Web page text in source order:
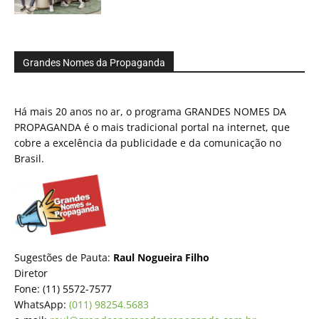
Grandes Nomes da Propaganda
Há mais 20 anos no ar, o programa GRANDES NOMES DA
PROPAGANDA é o mais tradicional portal na internet, que
cobre a excelência da publicidade e da comunicação no
Brasil.
Sugestões de Pauta: Raul Nogueira Filho
Diretor
Fone: (11) 5572-7577
WhatsApp: (011) 98254.5683